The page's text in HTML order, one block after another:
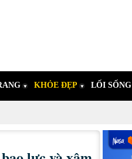
KHỎE ĐẸP LỐI SỐNG